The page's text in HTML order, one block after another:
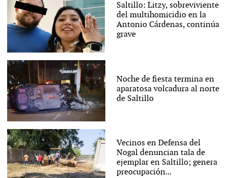
Saltillo: Litzy, sobreviviente
del multihomicidio en la
Antonio Cárdenas, continúa
grave
Noche de fiesta termina en
aparatosa volcadura al norte
de Saltillo
Vecinos en Defensa del
Nogal denuncian tala de
ejemplar en Saltillo; genera
preocupación...